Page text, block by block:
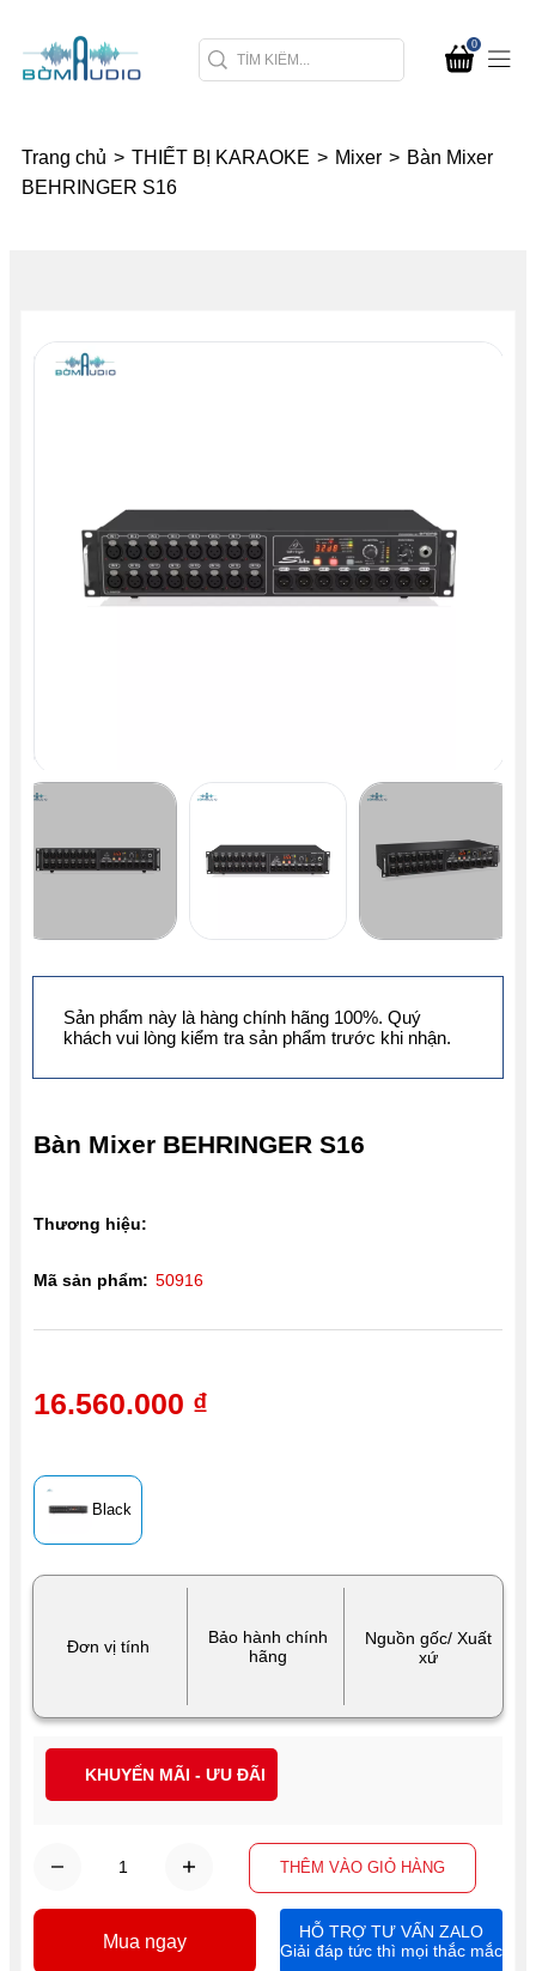
0
Trang chủ > THIẾT BỊ KARAOKE > Mixer > Bàn Mixer
BEHRINGER S16
Đơn vị tính
Bảo hành chính
hãng
Nguồn gốc/ Xuất
xứ
Bàn Mixer BEHRINGER S16
Black
THÊM VÀO GIỎ HÀNG
16.560.000 ₫
Thương hiệu:
Mã sản phẩm: 50916
Mua ngay
HỖ TRỢ TƯ VẤN ZALO
Giải đáp tức thì mọi thắc mắc
KHUYẾN MÃI - ƯU ĐÃI
Sản phẩm này là hàng chính hãng 100%. Quý
khách vui lòng kiểm tra sản phẩm trước khi nhận.